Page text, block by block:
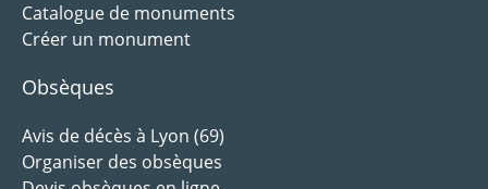
Catalogue de monuments
Créer un monument
Obsèques
Avis de décès à Lyon (69)
Organiser des obsèques